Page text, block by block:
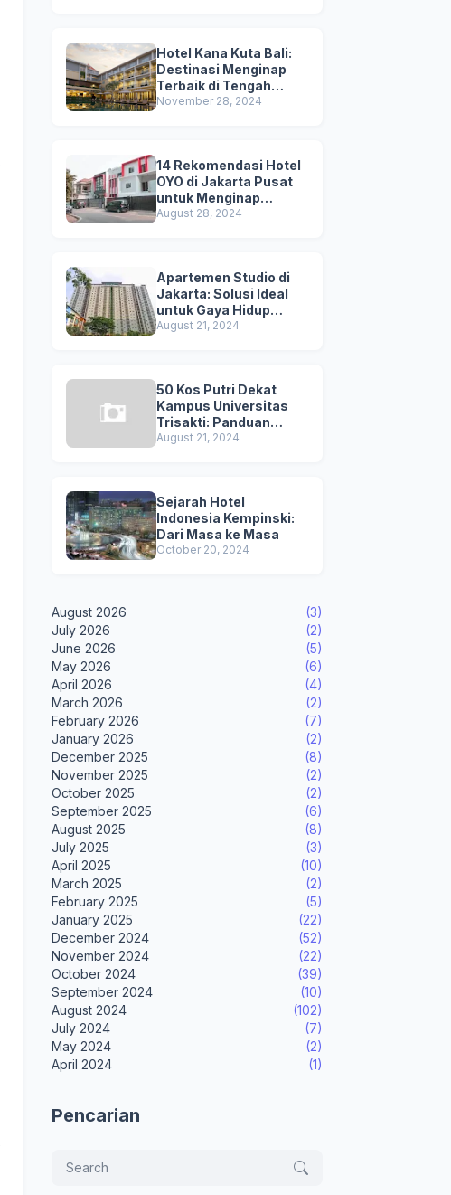
Hotel Kana Kuta Bali:
Destinasi Menginap
Terbaik di Tengah
Keramaian Hotel di Bali
November 28, 2024
14 Rekomendasi Hotel
OYO di Jakarta Pusat
untuk Menginap
Nyaman dan
August 28, 2024
Apartemen Studio di
Jakarta: Solusi Ideal
untuk Gaya Hidup
Dinamis
August 21, 2024
50 Kos Putri Dekat
Kampus Universitas
Trisakti: Panduan
Lengkap untuk
August 21, 2024
Sejarah Hotel
Indonesia Kempinski:
Dari Masa ke Masa
October 20, 2024
August 2026
(3)
July 2026
(2)
June 2026
(5)
May 2026
(6)
April 2026
(4)
March 2026
(2)
February 2026
(7)
January 2026
(2)
December 2025
(8)
November 2025
(2)
October 2025
(2)
September 2025
(6)
August 2025
(8)
July 2025
(3)
April 2025
(10)
March 2025
(2)
February 2025
(5)
January 2025
(22)
December 2024
(52)
November 2024
(22)
October 2024
(39)
September 2024
(10)
August 2024
(102)
July 2024
(7)
May 2024
(2)
April 2024
(1)
Pencarian